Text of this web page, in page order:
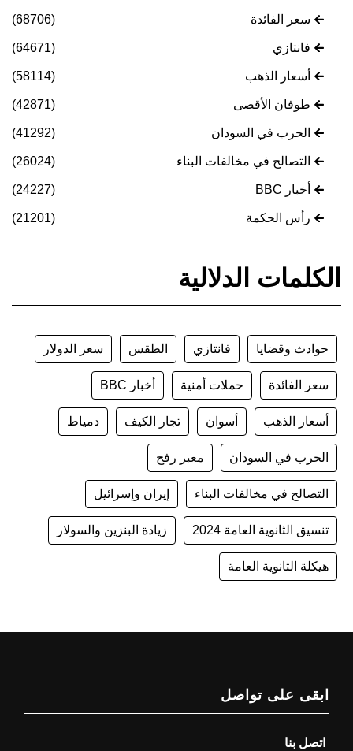
سعر الفائدة (68706)
فانتازي (64671)
أسعار الذهب (58114)
طوفان الأقصى (42871)
الحرب في السودان (41292)
التصالح في مخالفات البناء (26024)
أخبار BBC (24227)
رأس الحكمة (21201)
الكلمات الدلالية
حوادث وقضايا فانتازي الطقس سعر الدولار
سعر الفائدة حملات أمنية أخبار BBC
أسعار الذهب أسوان تجار الكيف دمياط
الحرب في السودان معبر رفح
التصالح في مخالفات البناء إيران وإسرائيل
تنسيق الثانوية العامة 2024 زيادة البنزين والسولار
هيكلة الثانوية العامة
ابقى على تواصل
اتصل بنا